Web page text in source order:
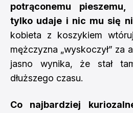
potrąconemu
tylko udaje i nic mu się
kobieta z koszykiem
mężczyzna „wyskoczył” za
jasno wynika, że stał
dłuższego czasu.
Co najbardziej